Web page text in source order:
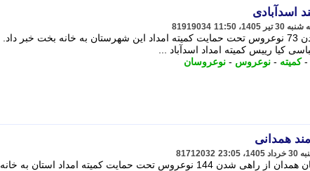
81919034
رییس کمیته امداد شهرستان اسدآباد از راهی شدن 73 نوعروس تحت حمایت کمیته امداد این شهرستان به خانه بخت خبر داد.
کیا رییس کمیته امداد اسدآباد ...
-کمیته - نوعروس - نوعروسان
81712032
معاون حمایت و سلامت خانواده کمیته امداد استان همدان از راهی شدن 144 نوعروس تحت حمایت کمیته امداد استان به خانه